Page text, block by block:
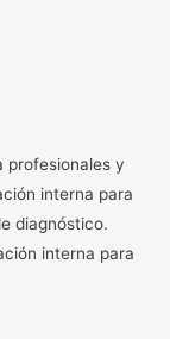
profesionales y
interna para
diagnóstico.
interna para